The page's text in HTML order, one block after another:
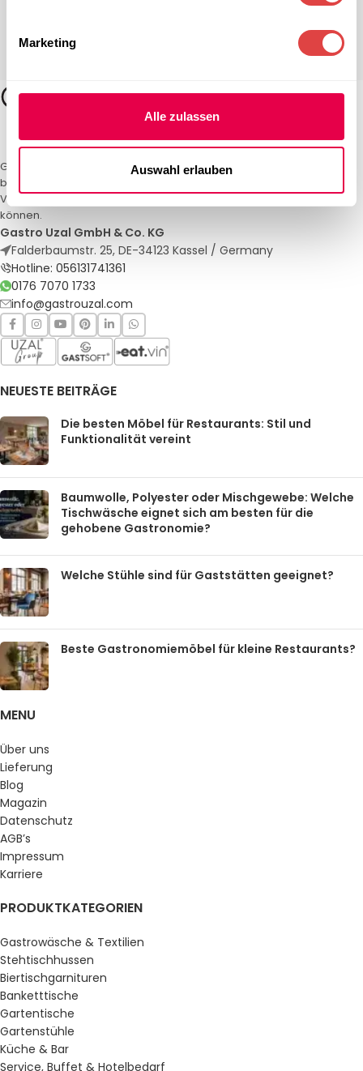
Marketing
Alle zulassen
Auswahl erlauben
Gastro Uzal – Ihr Spezialist für Gastronomiemöbel und -textilien. Wir
bieten maßgeschneiderte Lösungen für Restaurants, Hotels und
Veranstaltungen. Qualität und Service, auf die Sie sich verlassen
können.
Gastro Uzal GmbH & Co. KG
Falderbaumstr. 25, DE-34123 Kassel / Germany
Hotline: 056131741361
0176 7070 1733
info@gastrouzal.com
NEUESTE BEITRÄGE
Die besten Möbel für Restaurants: Stil und
Funktionalität vereint
Baumwolle, Polyester oder Mischgewebe: Welche
Tischwäsche eignet sich am besten für die
gehobene Gastronomie?
Welche Stühle sind für Gaststätten geeignet?
Beste Gastronomiemöbel für kleine Restaurants?
MENU
Über uns
Lieferung
Blog
Magazin
Datenschutz
AGB’s
Impressum
Karriere
PRODUKTKATEGORIEN
Gastrowäsche & Textilien
Stehtischhussen
Biertischgarnituren
Banketttische
Gartentische
Gartenstühle
Küche & Bar
Service, Buffet & Hotelbedarf